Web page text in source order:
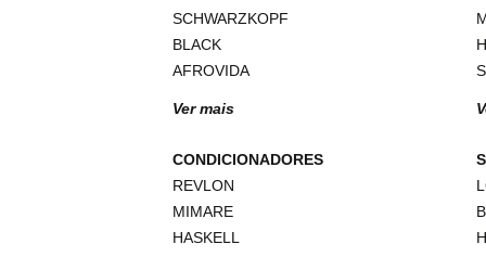
SCHWARZKOPF
BLACK
AFROVIDA
Ver mais
CONDICIONADORES
REVLON
MIMARE
HASKELL